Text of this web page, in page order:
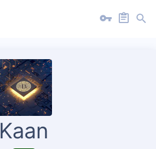
Kaan